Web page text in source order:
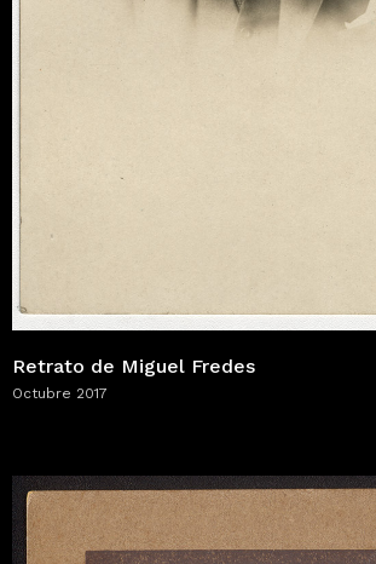
Retrato de Miguel Fredes
Octubre 2017